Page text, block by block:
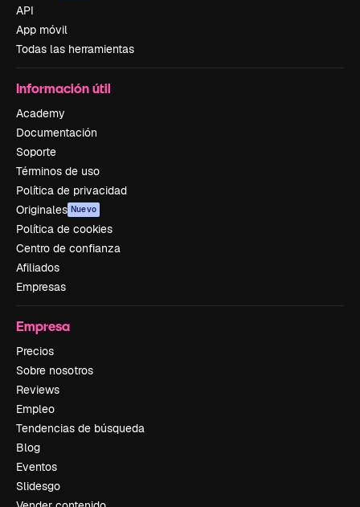
API
App móvil
Todas las herramientas
Información útil
Academy
Documentación
Soporte
Términos de uso
Política de privacidad
Originales Nuevo
Política de cookies
Centro de confianza
Afiliados
Empresas
Empresa
Precios
Sobre nosotros
Reviews
Empleo
Tendencias de búsqueda
Blog
Eventos
Slidesgo